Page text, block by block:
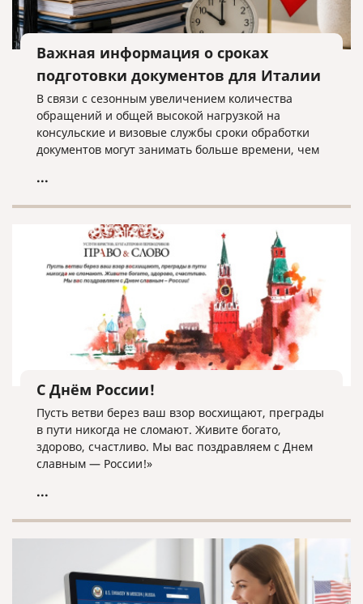
Важная информация о сроках
подготовки документов для Италии
В связи с сезонным увеличением количества
обращений и общей высокой нагрузкой на
консульские и визовые службы сроки обработки
документов могут занимать больше времени, чем
...
С Днём России!
Пусть ветви берез ваш взор восхищают, преграды
в пути никогда не сломают. Живите богато,
здорово, счастливо. Мы вас поздравляем с Днем
славным — России!»
...